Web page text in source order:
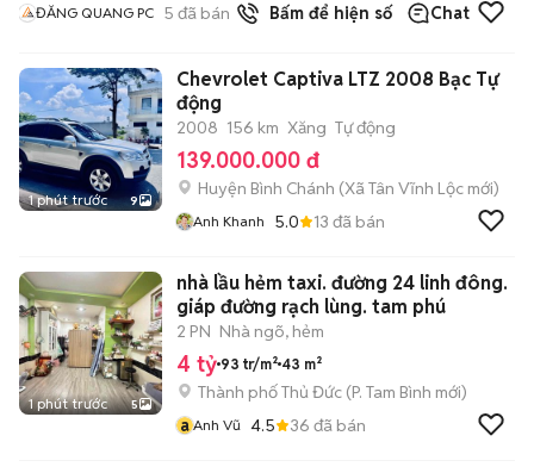
ĐĂNG QUANG PC 5 đã bán Bấm để hiện số Chat
1 phút trước 9
Chevrolet Captiva LTZ 2008 Bạc Tự
động
2008 156 km Xăng Tự động
139.000.000 đ
Huyện Bình Chánh (Xã Tân Vĩnh Lộc mới)
Anh Khanh 5.0 13 đã bán
1 phút trước 5
nhà lầu hẻm taxi. đường 24 linh đông.
giáp đường rạch lùng. tam phú
2 PN Nhà ngõ, hẻm
4 tỷ 93 tr/m² 43 m²
Thành phố Thủ Đức (P. Tam Bình mới)
a Anh Vũ 4.5 36 đã bán